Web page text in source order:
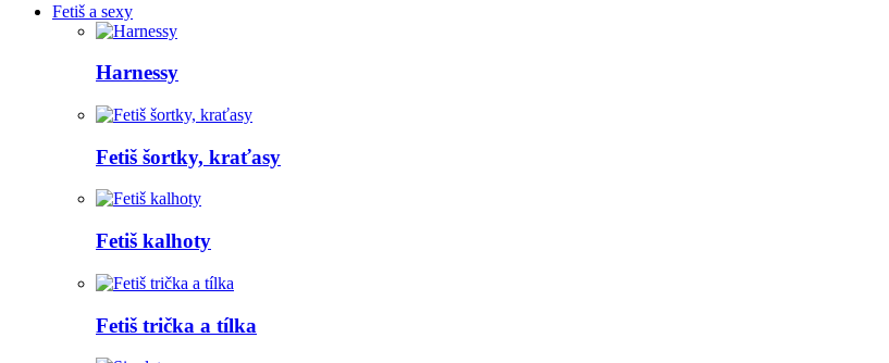
Fetiš a sexy
Harnessy
Fetiš šortky, kraťasy
Fetiš kalhoty
Fetiš trička a tílka